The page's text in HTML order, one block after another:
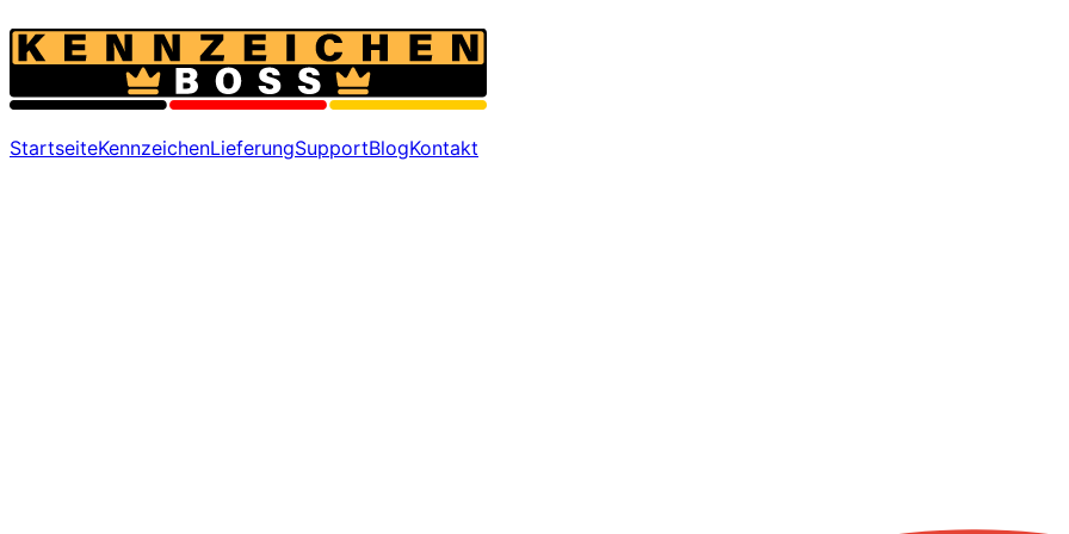
StartseiteKennzeichenLieferungSupportBlogKontakt